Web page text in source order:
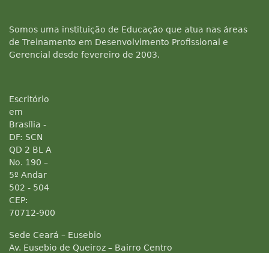
Somos uma instituição de Educação que atua nas áreas
de Treinamento em Desenvolvimento Profissional e
Gerencial desde fevereiro de 2003.
Escritório
em
Brasília -
DF: SCN
QD 2 BL A
No. 190 –
5º Andar
502 - 504
CEP:
70712-900
Sede Ceará – Eusebio
Av. Eusebio de Queiroz – Bairro Centro